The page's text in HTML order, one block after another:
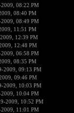
08:22 PM
08:40 PM
08:49 PM
11:51 PM
12:39 PM
12:48 PM
06:58 PM
08:35 PM
2009, 09:13 PM
09:46 PM
2009, 10:03 PM
10:04 PM
2009, 10:52 PM
11:01 PM